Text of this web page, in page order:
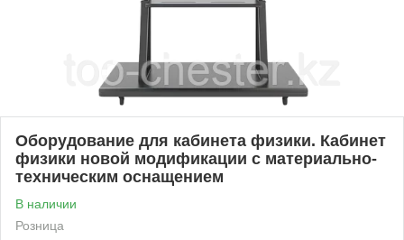
Оборудование для кабинета физики. Кабинет
физики новой модификации с материально-
техническим оснащением
В наличии
Розница